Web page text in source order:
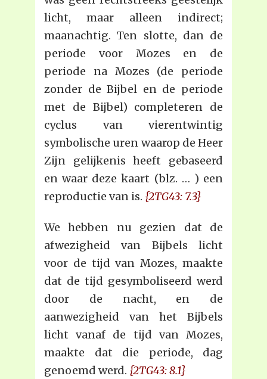
licht, maar alleen indirect;
maanachtig. Ten slotte, dan de
periode voor Mozes en de
periode na Mozes (de periode
zonder de Bijbel en de periode
met de Bijbel) completeren de
cyclus van vierentwintig
symbolische uren waarop de Heer
Zijn gelijkenis heeft gebaseerd
en waar deze kaart (blz. … ) een
reproductie van is. {2TG43: 7.3}
We hebben nu gezien dat de
afwezigheid van Bijbels licht
voor de tijd van Mozes, maakte
dat de tijd gesymboliseerd werd
door de nacht, en de
aanwezigheid van het Bijbels
licht vanaf de tijd van Mozes,
maakte dat die periode, dag
genoemd werd. {2TG43: 8.1}